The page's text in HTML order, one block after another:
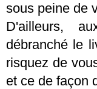
sous peine de
D'ailleurs,
débranché le
risquez de
et ce de façon